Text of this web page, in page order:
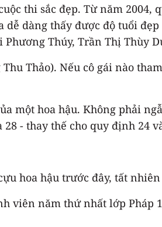
thi sắc đẹp. Từ năm
dàng thấy được độ tuổi
Thúy, Trần Thị Thùy
Thảo). Nếu cô gái nào
một hoa hậu. Không phải
- thay thế cho quy định 24
hoa hậu trước đây, tất
viên năm thứ nhất lớp